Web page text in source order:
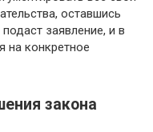
оставшись
заявление, и в
на конкретное
закона